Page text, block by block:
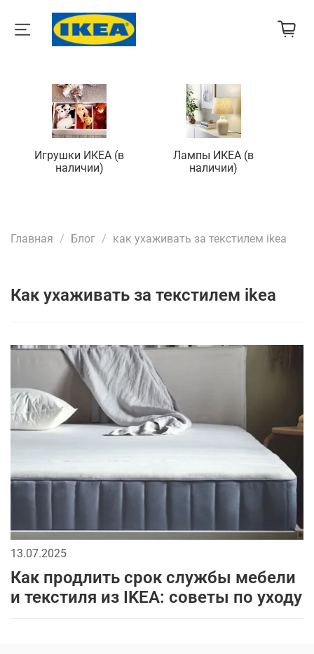
Игрушки ИКЕА (в
наличии)
Лампы ИКЕА (в
наличии)
Главная Блог как ухаживать за текстилем ikea
как ухаживать за текстилем ikea
13.07.2025
Как продлить срок службы мебели
и текстиля из IKEA: советы по уходу